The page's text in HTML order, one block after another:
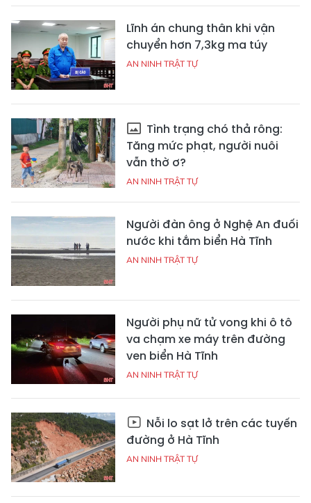
Lĩnh án chung thân khi vận
chuyển hơn 7,3kg ma túy
AN NINH TRẬT TỰ
Tình trạng chó thả rông:
Tăng mức phạt, người nuôi
vẫn thờ ơ?
AN NINH TRẬT TỰ
Người đàn ông ở Nghệ An đuối
nước khi tắm biển Hà Tĩnh
AN NINH TRẬT TỰ
Người phụ nữ tử vong khi ô tô
va chạm xe máy trên đường
ven biển Hà Tĩnh
AN NINH TRẬT TỰ
Nỗi lo sạt lở trên các tuyến
đường ở Hà Tĩnh
AN NINH TRẬT TỰ